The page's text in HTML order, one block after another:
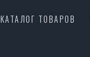
КАТАЛОГ ТОВАРОВ